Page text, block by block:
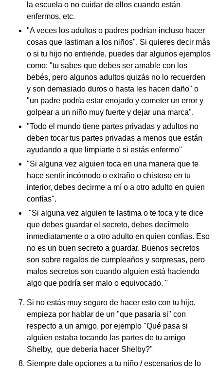
la escuela o no cuidar de ellos cuando están
enfermos, etc.
"A veces los adultos o padres podrían incluso hacer
cosas que lastiman a los niños". Si quieres decir más
o si tu hijo no entiende, puedes dar algunos ejemplos
como: "tu sabes que debes ser amable con los
bebés, pero algunos adultos quizás no lo recuerden
y son demasiado duros o hasta les hacen daño" o
"un padre podría estar enojado y cometer un error y
golpear a un niño muy fuerte y dejar una marca".
"Todo el mundo tiene partes privadas y adultos no
deben tocar tus partes privadas a menos que están
ayudando a que limpiarte o si estás enfermo"
"Si alguna vez alguien toca en una manera que te
hace sentir incómodo o extraño o chistoso en tu
interior, debes decirme a mí o a otro adulto en quien
confías".
"Si alguna vez alguien te lastima o te toca y te dice
que debes guardar el secreto, debes decírmelo
inmediatamente o a otro adulto en quien confías. Eso
no es un buen secreto a guardar. Buenos secretos
son sobre regalos de cumpleaños y sorpresas, pero
malos secretos son cuando alguien está haciendo
algo que podría ser malo o equivocado. "
Si no estás muy seguro de hacer esto con tu hijo,
empieza por hablar de un "que pasaría si" con
respecto a un amigo, por ejemplo "Qué pasa si
alguien estaba tocando las partes de tu amigo
Shelby, que debería hacer Shelby?"
Siempre dale opciones a tu niño / escenarios de lo